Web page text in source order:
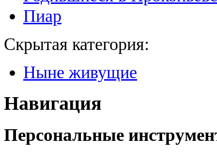
Пиар
Скрытая категория:
Ныне живущие
Навигация
Персональные